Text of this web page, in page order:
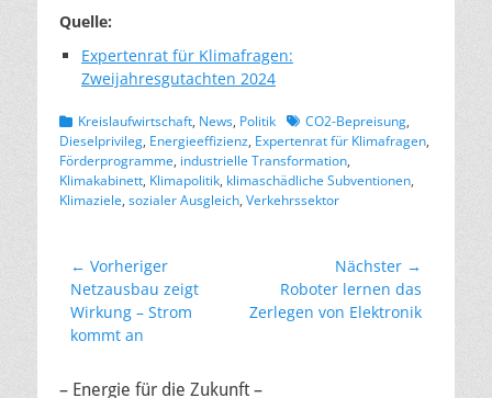
Quelle:
Expertenrat für Klimafragen:
Zweijahresgutachten 2024
Kategorien
Kreislaufwirtschaft, News, Politik Schlagworte
CO2-Bepreisung,
Dieselprivileg, Energieeffizienz, Expertenrat für Klimafragen,
Förderprogramme, industrielle Transformation,
Klimakabinett, Klimapolitik, klimaschädliche Subventionen,
Klimaziele, sozialer Ausgleich, Verkehrssektor
Beitragsnavigation
← Vorheriger
Vorheriger
Beitrag:
Netzausbau zeigt
Wirkung – Strom
kommt an
Nächster →
Nächster
Beitrag:
Roboter lernen das
Zerlegen von Elektronik
– Energie für die Zukunft –